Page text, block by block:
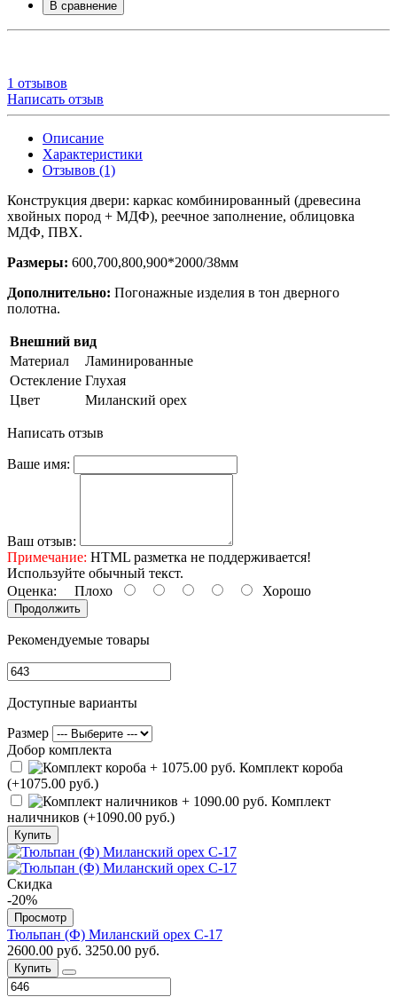
В сравнение
1 отзывов
Написать отзыв
Описание
Характеристики
Отзывов (1)
Конструкция двери: каркас комбинированный (древесина
хвойных пород + МДФ), реечное заполнение, облицовка
МДФ, ПВХ.
Размеры: 600,700,800,900*2000/38мм
Дополнительно: Погонажные изделия в тон дверного
полотна.
Внешний вид
Материал
Ламинированные
Остекление Глухая
Цвет
Миланский орех
Написать отзыв
Ваше имя:
Ваш отзыв:
Примечание: HTML разметка не поддерживается!
Используйте обычный текст.
Оценка: Плохо Хорошо
Продолжить
Рекомендуемые товары
Доступные варианты
Размер
Добор комплекта
Комплект короба
(+1075.00 руб.)
Комплект
наличников (+1090.00 руб.)
Купить
Скидка
-20%
Просмотр
Тюльпан (Ф) Миланский орех С-17
2600.00 руб. 3250.00 руб.
Купить